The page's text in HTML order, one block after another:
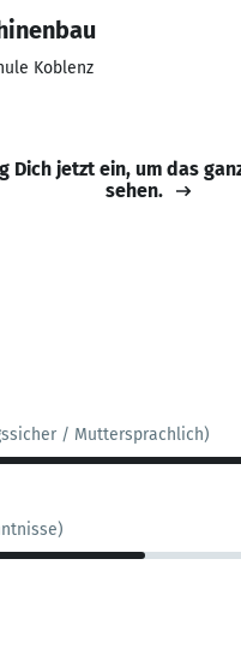
Koblenz
Dich jetzt ein, um das
sehen.
/ Muttersprachlich)